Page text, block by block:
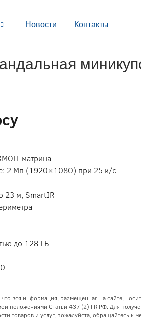
Новости Контакты
г. Москва,
Лужнецкая
матрица
2 Мп (1920×1080) при 25 к/с
23 м, SmartIR
до 128 ГБ
вся информация, размещенная на сайте,
положениями Статьи 437 (2) ГК РФ. Для
товаров и услуг, пожалуйста, обращайтесь